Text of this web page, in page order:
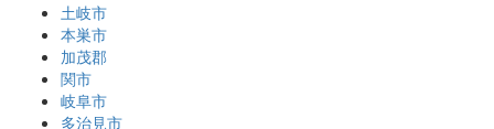
土岐市
本巣市
加茂郡
関市
岐阜市
多治見市